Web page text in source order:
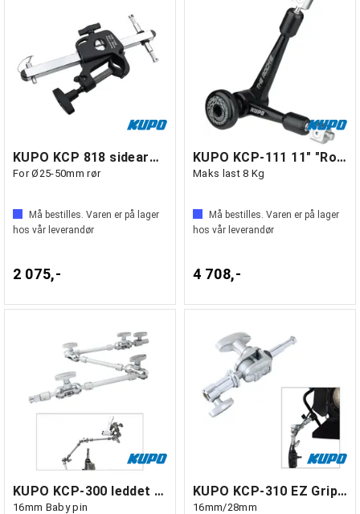
KUPO KCP 818 sidearm med 16mm feste
For Ø25-50mm rør
Må bestilles. Varen er på lager
hos vår leverandør
2 075,-
KUPO KCP-111 11" "Rocks" arm
Maks last 8 Kg
Må bestilles. Varen er på lager
hos vår leverandør
4 708,-
KUPO KCP-300 leddet arm
16mm Baby pin
KUPO KCP-310 EZ Grip Finger
16mm/28mm